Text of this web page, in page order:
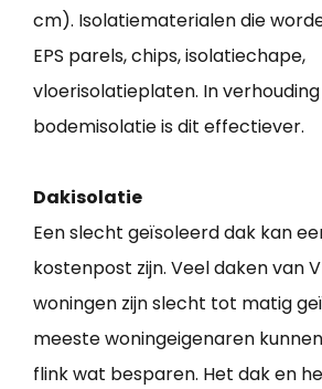
cm). Isolatiematerialen die
EPS parels, chips, isolatiechape,
vloerisolatieplaten. In
bodemisolatie is dit effectiever.
Dakisolatie
Een slecht geïsoleerd dak kan
kostenpost zijn. Veel daken van
woningen zijn slecht tot matig
meeste woningeigenaren
flink wat besparen. Het dak en